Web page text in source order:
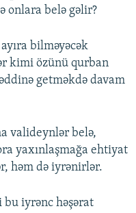
onlara belə gəlir?
bilməyəcək
kimi özünü qurban
getməkdə davam
valideynlər belə,
yaxınlaşmağa ehtiyat
həm də iyrənirlər.
bu iyrənc həşərat